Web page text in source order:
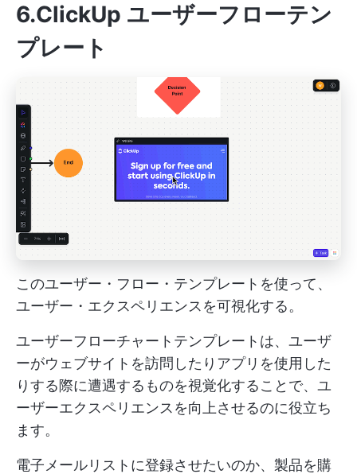
6.ClickUp ユーザーフローテン
プレート
このユーザー・フロー・テンプレートを使って、
ユーザー・エクスペリエンスを可視化する。
ユーザーフローチャートテンプレートは、ユーザ
ーがウェブサイトを訪問したりアプリを使用した
りする際に遭遇するものを視覚化することで、ユ
ーザーエクスペリエンスを向上させるのに役立ち
ます。
電子メールリストに登録させたいのか、製品を購